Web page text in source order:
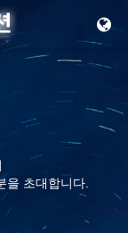
을 초대합니다.